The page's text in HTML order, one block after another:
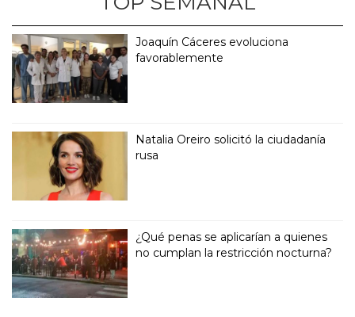
Joaquín Cáceres evoluciona
favorablemente
Natalia Oreiro solicitó la ciudadanía
rusa
¿Qué penas se aplicarían a quienes
no cumplan la restricción nocturna?